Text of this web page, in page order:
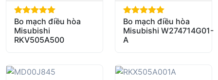
out of 5
Bo mạch điều hòa
Misubishi
RKV505A500
out of 5
Bo mạch điều hòa
Misubishi W274714G01-
A